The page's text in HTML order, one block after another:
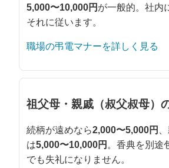
5,000〜10,000円 が一般的。社内
それに従います。
職場の弔電マナーを詳しく見る
祖父母・親戚（叔父叔母）
続柄が遠めなら2,000〜5,000円
は5,000〜10,000円 。香典を別途
でも失礼になりません。